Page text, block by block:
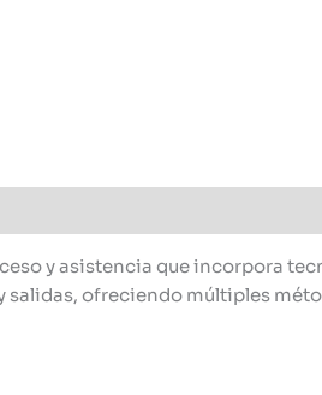
y asistencia que incorpora
salidas, ofreciendo múltiples